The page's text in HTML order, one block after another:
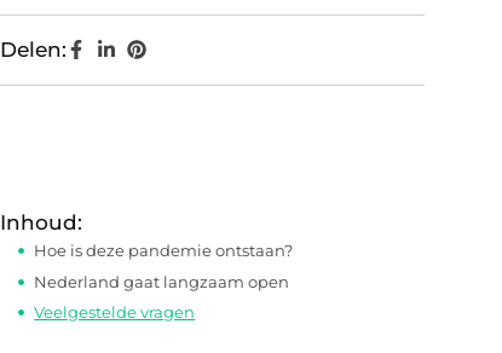
Delen:
Inhoud:
Hoe is deze pandemie ontstaan?
Nederland gaat langzaam open
Veelgestelde vragen